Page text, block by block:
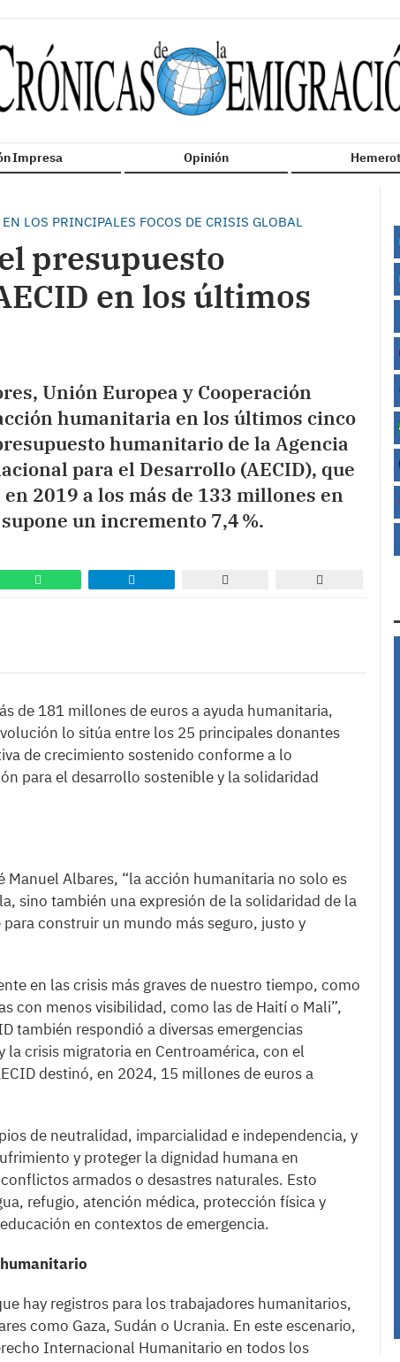
Impresa Opinión
LOS PRINCIPALES FOCOS DE CRISIS GLOBAL
presupuesto
en los últimos
Unión Europea y Cooperación
humanitaria en los últimos cinco
humanitario de la Agencia
para el Desarrollo (AECID), que
2019 a los más de 133 millones en
un incremento 7,4 %.
de 181 millones de euros a ayuda humanitaria,
lo sitúa entre los 25 principales donantes
de crecimiento sostenido conforme a lo
para el desarrollo sostenible y la solidaridad
Albares, “la acción humanitaria no solo es
sino también una expresión de la solidaridad de la
construir un mundo más seguro, justo y
en las crisis más graves de nuestro tiempo, como
con menos visibilidad, como las de Haití o Mali”,
también respondió a diversas emergencias
crisis migratoria en Centroamérica, con el
destinó, en 2024, 15 millones de euros a
de neutralidad, imparcialidad e independencia, y
y proteger la dignidad humana en
armados o desastres naturales. Esto
refugio, atención médica, protección física y
en contextos de emergencia.
hay registros para los trabajadores humanitarios,
como Gaza, Sudán o Ucrania. En este escenario,
Internacional Humanitario en todos los